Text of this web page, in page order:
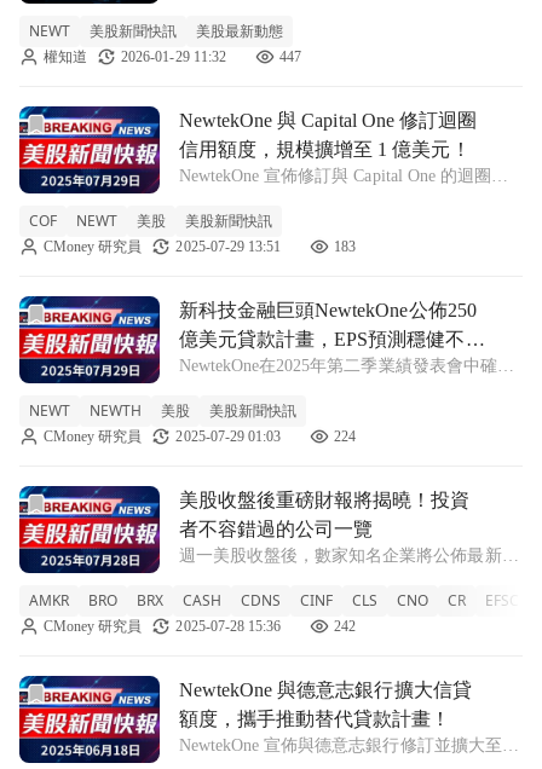
能力與成長動能。 根據市場共識數據顯示，
分析師預估 NewtekOne(NEWT) 第四季的每股
NEWT 美股新聞快訊 美股最新動態
權知道 2026-01-29 11:32 447
前往NewtekOne 與 Capital One 修訂迴圈信用額度，規模
NewtekOne 與 Capital One 修訂迴圈
信用額度，規模擴增至 1 億美元！
NewtekOne 宣佈修訂與 Capital One 的迴圈信
美元，以支援替代貸款計畫的資金需求。 在
金融市場上持續變化的背景下，新tekOne（N
COF NEWT 美股 美股新聞快訊
CMoney 研究員 2025-07-29 13:51 183
前往新科技金融巨頭NewtekOne公佈250億美元貸款計畫，
新科技金融巨頭NewtekOne公佈250
億美元貸款計畫，EPS預測穩健不
變！
NewtekOne在2025年第二季業績發表會中確認
下半年貸款來源達到$2.5億，顯示出強勁的成
長潛力。 在2025年第二季業績發表會上，
NEWT NEWTH 美股 美股新聞快訊
CMoney 研究員 2025-07-29 01:03 224
前往美股收盤後重磅財報將揭曉！投資者不容錯過的公司一
美股收盤後重磅財報將揭曉！投資
者不容錯過的公司一覽
週一美股收盤後，數家知名企業將公佈最新財
國股市將迎來多家公司發布重要財報，其中包
括Tilray Brands (TLRY)、Waste Management (
AMKR BRO BRX CASH CDNS CINF CLS CNO CR EFSC
CMoney 研究員 2025-07-28 15:36 242
前往NewtekOne 與德意志銀行擴大信貸額度，攜手推動替
NewtekOne 與德意志銀行擴大信貸
額度，攜手推動替代貸款計畫！
NewtekOne 宣佈與德意志銀行修訂並擴大至